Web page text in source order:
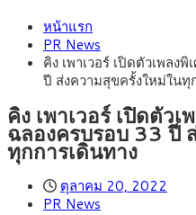
ศักยภาพ
ติดลายการ์ตูน กรมศุลกากร เตือ
ใหญ่จากเยอรมนี
กรกฎาคม 27, 2026
2569) ซื้อขายในกรอบ 33.40-
สิงหาคม 5, 2026
หน้ารถไฟฟ้าสงขลา โมโนเรล
สิงหาคม 4, 2026 สธ.ชี้ รพ.รัฐแ
รายหัวเพียง 2,618 บาท เสนอ
งานจริง
สิงหาคม 3, 2026 กรุงศรี คาดเงิ
33.00-33.60 ติดตามข้อมูลจ้าง
หน้าแรก
PR News
คิง เพาเวอร์ เปิดตัวเพลง
ปี ส่งความสุขครั้งใหม่ในทุ
คิง เพาเวอร์ เปิดตัว
ฉลองครบรอบ 33 ปี
ทุกการเดินทาง
ตุลาคม 20, 2022
PR News